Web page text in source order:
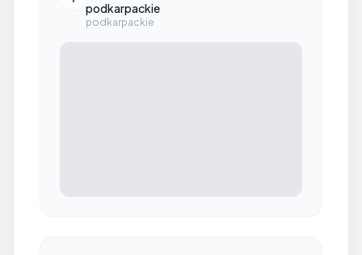
podkarpackie
podkarpackie